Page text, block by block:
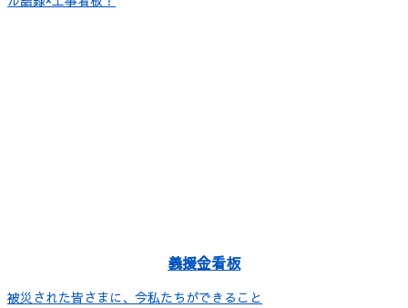
義援金看板
被災された皆さまに、今私たちができること